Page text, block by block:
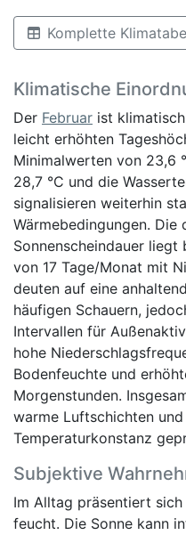
Komplette
Klimatische
Der Februar ist
leicht erhöhten
Minimalwerten von 23,6
28,7 °C und die
signalisieren weiterhin
Wärmebedingungen. Die
Sonnenscheindauer
von 17 Tage/Monat mit
deuten auf eine
häufigen Schauern,
Intervallen für
hohe
Bodenfeuchte und
Morgenstunden.
warme Luftschichten
Temperaturkonstanz
Subjektive
Im Alltag präsentiert
feucht. Die Sonne kann